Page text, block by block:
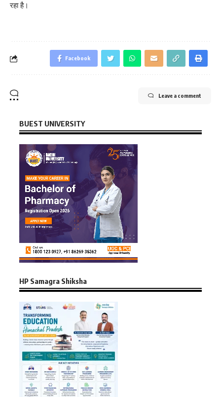
रहा है।
Facebook
Leave a comment
BUEST UNIVERSITY
HP Samagra Shiksha